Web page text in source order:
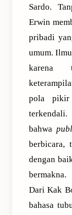
Sardo.
Erwin
pribadi
umum.
karena
pola
bahwa
berbicara,
dengan
bermakna.
Dari Kak
bahasa